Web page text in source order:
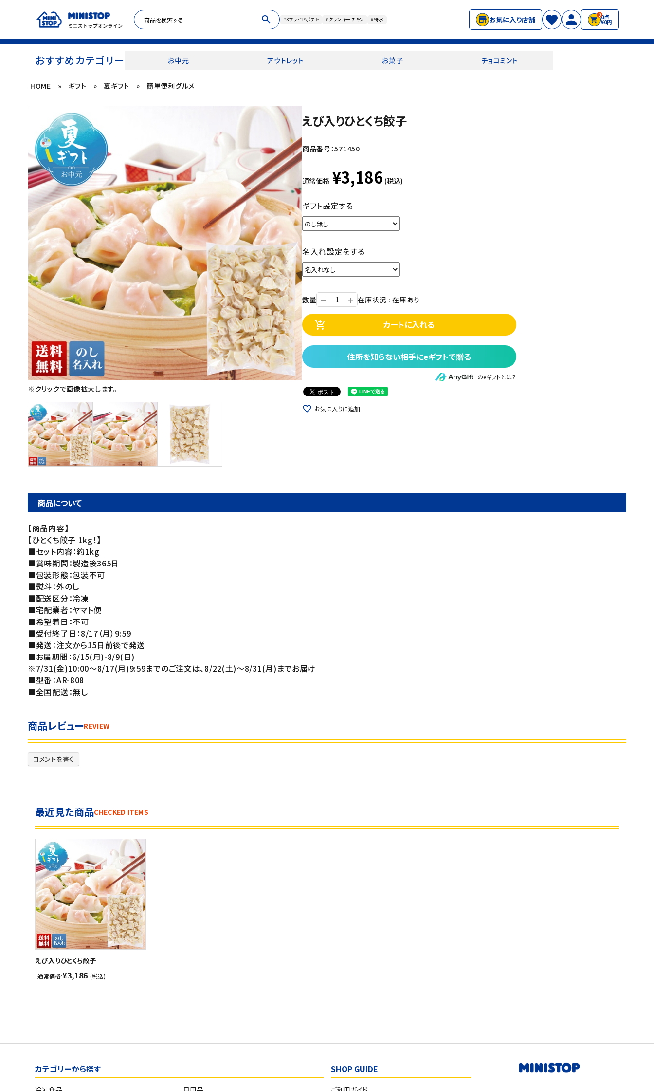
search #Xフライドポテト #クランキーチキン #特水 お気に入り店舗
00点
¥0円
おすすめカテゴリー お中元 アウトレット お菓子 チョコミント
ACCOUNT MENU
person
セール商品
カテゴリから探す
冷凍食品
スイーツ
お菓子
飲料
酒類
日用品
ギフト
セール
フードロス
ペット用品
SHOP GUIDE
ご利用ガイド
プライバシーポリシー
利用規約
会社概要
HOME » ギフト » 夏ギフト » 簡単便利グルメ
※クリックで画像拡大します。
えび入りひとくち餃子
商品番号：571450
通常価格 ¥3,186 (税込)
ギフト設定する
名入れ設定をする
数量 ー + 在庫状況 : 在庫あり
add_shopping_cart カートに入れる
住所を知らない相手にeギフトで贈る
のeギフトとは？
favorite_border お気に入りに追加
商品について
【商品内容】
【ひとくち餃子 1kg！】
■セット内容：約1kg
■賞味期間：製造後365日
■包装形態：包装不可
■熨斗：外のし
■配送区分：冷凍
■宅配業者：ヤマト便
■希望着日：不可
■受付終了日：8/17（月）9:59
■発送：注文から15日前後で発送
■お届期間：6/15(月)-8/9(日)
※7/31(金)10:00～8/17(月)9:59までのご注文は、8/22(土)～8/31(月)までお届け
■型番：AR-808
■全国配送：無し
商品レビューREVIEW
コメントを書く
最近見た商品CHECKED ITEMS
えび入りひとくち餃子
通常価格:¥3,186 (税込)
カテゴリーから探す SHOP GUIDE